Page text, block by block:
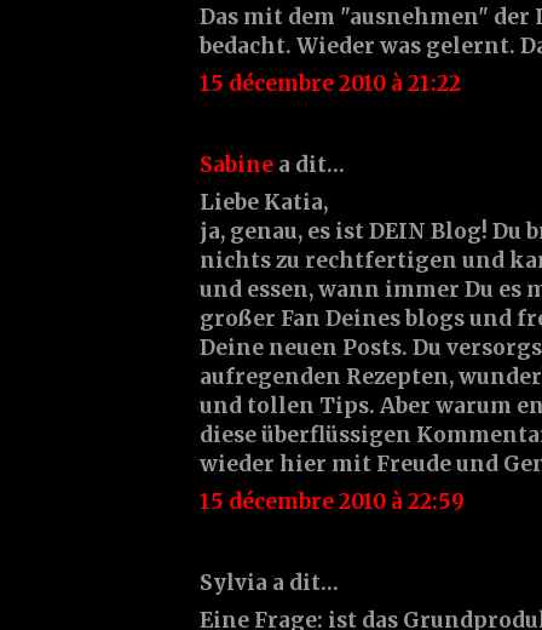
Das mit dem "ausnehmen"
bedacht. Wieder was gelernt.
15 décembre 2010 à 21:22
Sabine a dit…
Liebe Katia,
ja, genau, es ist DEIN Blog! Du
nichts zu rechtfertigen und
und essen, wann immer Du es
großer Fan Deines blogs und
Deine neuen Posts. Du
aufregenden Rezepten,
und tollen Tips. Aber warum
diese überflüssigen
wieder hier mit Freude und
15 décembre 2010 à 22:59
Sylvia a dit…
Eine Frage: ist das